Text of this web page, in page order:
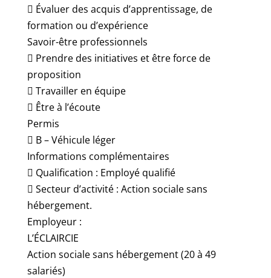
 Évaluer des acquis d’apprentissage, de
formation ou d’expérience
Savoir-être professionnels
 Prendre des initiatives et être force de
proposition
 Travailler en équipe
 Être à l’écoute
Permis
 B – Véhicule léger
Informations complémentaires
 Qualification : Employé qualifié
 Secteur d’activité : Action sociale sans
hébergement.
Employeur :
L’ÉCLAIRCIE
Action sociale sans hébergement (20 à 49
salariés)